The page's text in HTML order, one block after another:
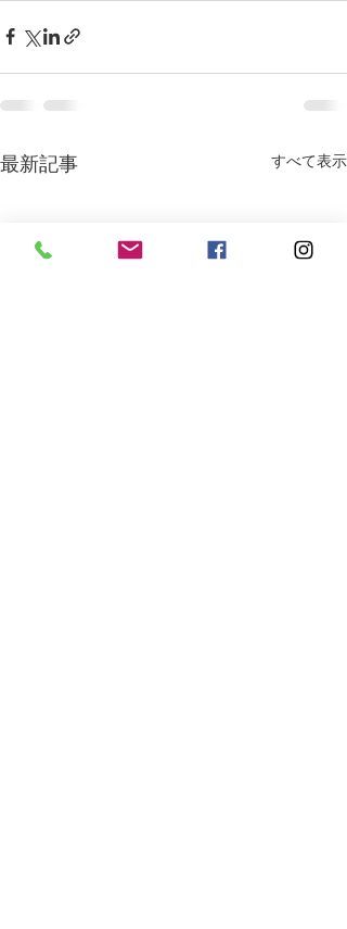
最新記事 すべて表示